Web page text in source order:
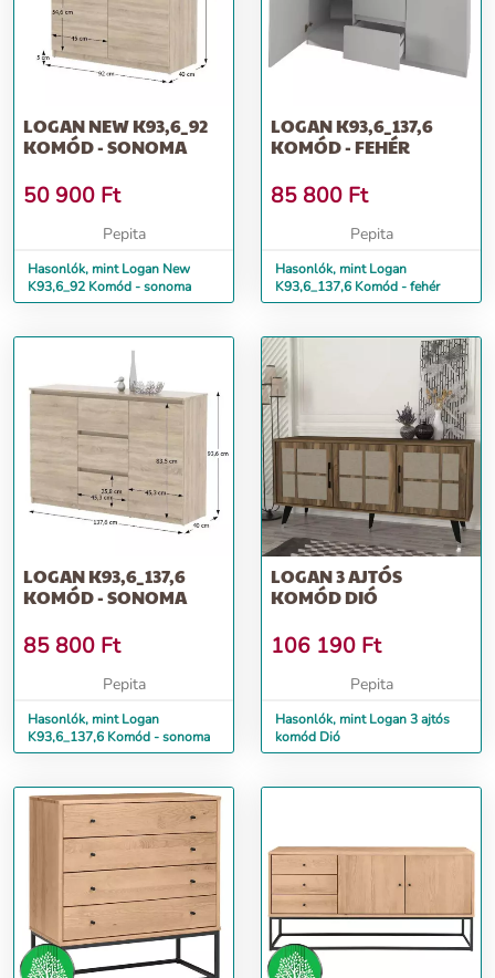
LOGAN NEW K93,6_92
KOMÓD - SONOMA
50 900 Ft
Pepita
Hasonlók, mint Logan New
K93,6_92 Komód - sonoma
LOGAN K93,6_137,6
KOMÓD - FEHÉR
85 800 Ft
Pepita
Hasonlók, mint Logan
K93,6_137,6 Komód - fehér
LOGAN K93,6_137,6
KOMÓD - SONOMA
85 800 Ft
Pepita
Hasonlók, mint Logan
K93,6_137,6 Komód - sonoma
LOGAN 3 AJTÓS
KOMÓD DIÓ
106 190 Ft
Pepita
Hasonlók, mint Logan 3 ajtós
komód Dió